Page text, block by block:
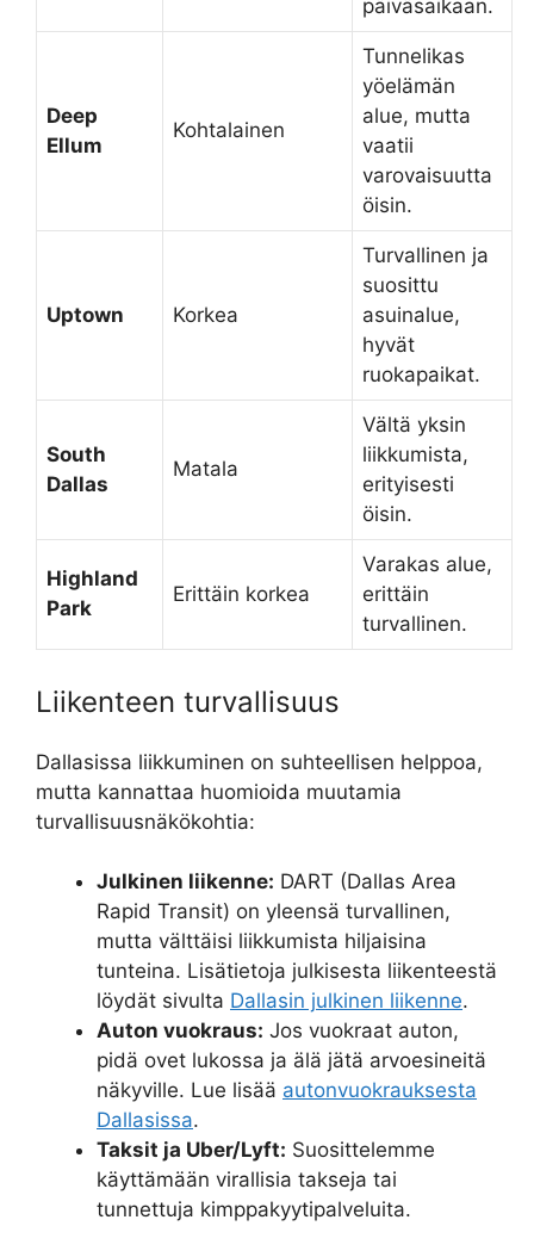
päiväsaikaan.
Deep
Ellum
Kohtalainen
Tunnelikas
yöelämän
alue, mutta
vaatii
varovaisuutta
öisin.
Uptown Korkea
Turvallinen ja
suosittu
asuinalue,
hyvät
ruokapaikat.
South
Dallas
Matala
Vältä yksin
liikkumista,
erityisesti
öisin.
Highland
Park
Erittäin korkea
Varakas alue,
erittäin
turvallinen.
Liikenteen turvallisuus
Dallasissa liikkuminen on suhteellisen helppoa,
mutta kannattaa huomioida muutamia
turvallisuusnäkökohtia:
Julkinen liikenne: DART (Dallas Area
Rapid Transit) on yleensä turvallinen,
mutta välttäisi liikkumista hiljaisina
tunteina. Lisätietoja julkisesta liikenteestä
löydät sivulta Dallasin julkinen liikenne.
Auton vuokraus: Jos vuokraat auton,
pidä ovet lukossa ja älä jätä arvoesineitä
näkyville. Lue lisää autonvuokrauksesta
Dallasissa.
Taksit ja Uber/Lyft: Suosittelemme
käyttämään virallisia takseja tai
tunnettuja kimppakyytipalveluita.